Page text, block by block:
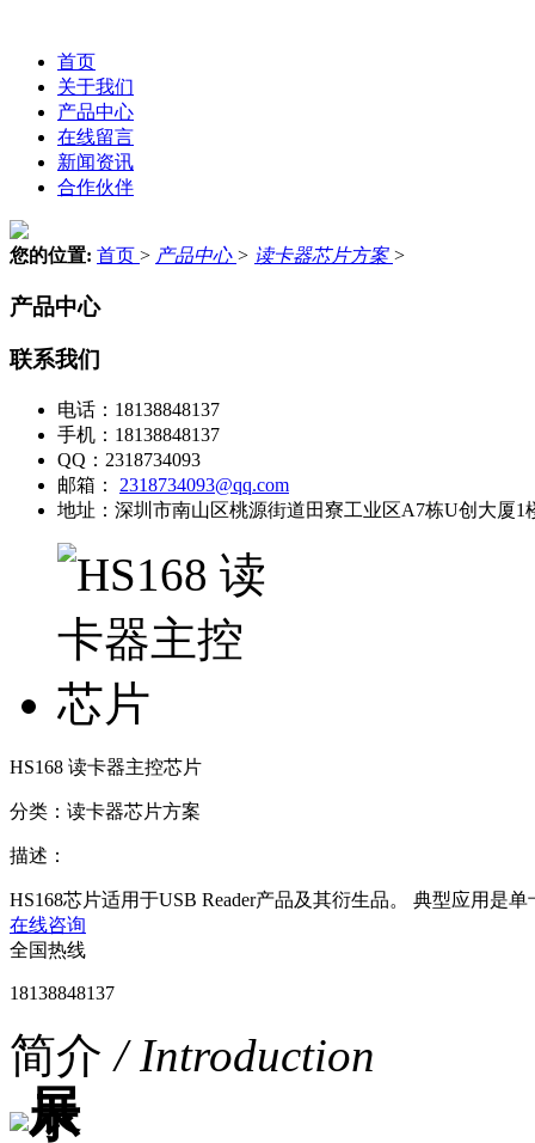
首页
关于我们
产品中心
在线留言
新闻资讯
合作伙伴
您的位置: 首页 > 产品中心 > 读卡器芯片方案 >
产品中心
联系我们
电话： 18138848137
手机： 18138848137
QQ： 2318734093
邮箱：
2318734093@qq.com
地址： 深圳市南山区桃源街道田寮工业区A7栋U创大厦1
HS168 读卡器主控芯片
分类：读卡器芯片方案
描述：
HS168芯片适用于USB Reader产品及其衍生品。 典型应用是
在线咨询
全国热线
18138848137
简介 / Introduction